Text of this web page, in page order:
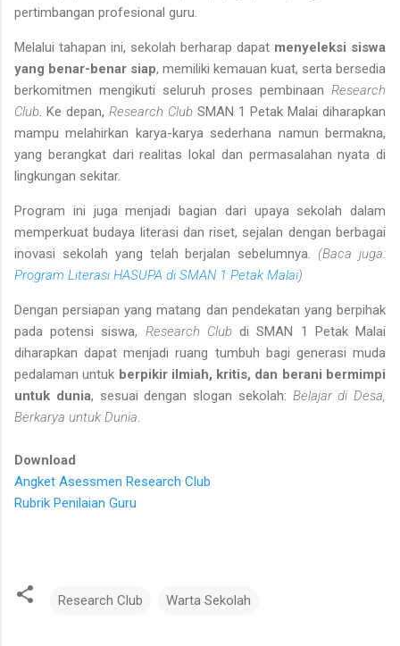
pertimbangan profesional guru.
Melalui tahapan ini, sekolah berharap dapat menyeleksi siswa
yang benar-benar siap, memiliki kemauan kuat, serta bersedia
berkomitmen mengikuti seluruh proses pembinaan Research
Club. Ke depan, Research Club SMAN 1 Petak Malai diharapkan
mampu melahirkan karya-karya sederhana namun bermakna,
yang berangkat dari realitas lokal dan permasalahan nyata di
lingkungan sekitar.
Program ini juga menjadi bagian dari upaya sekolah dalam
memperkuat budaya literasi dan riset, sejalan dengan berbagai
inovasi sekolah yang telah berjalan sebelumnya. (Baca juga:
Program Literasi HASUPA di SMAN 1 Petak Malai)
Dengan persiapan yang matang dan pendekatan yang berpihak
pada potensi siswa, Research Clubdi SMAN 1 Petak Malai
diharapkan dapat menjadi ruang tumbuh bagi generasi muda
pedalaman untuk berpikir ilmiah, kritis, dan berani bermimpi
untuk dunia, sesuai dengan slogan sekolah: Belajar di Desa,
Berkarya untuk Dunia.
Download
Angket Asessmen Research Club
Rubrik Penilaian Guru
Research Club Warta Sekolah